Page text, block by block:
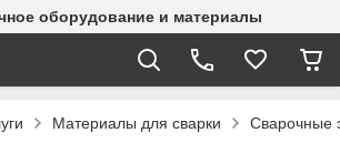
оборудование и материалы
Материалы для сварки Сварочные